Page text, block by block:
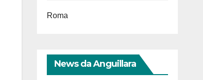
Roma
News da Anguillara